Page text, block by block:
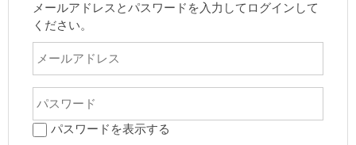
メールアドレスとパスワードを入力してログインして
ください。
パスワードを表示する